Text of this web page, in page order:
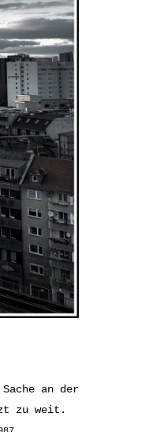
an der
zu weit.